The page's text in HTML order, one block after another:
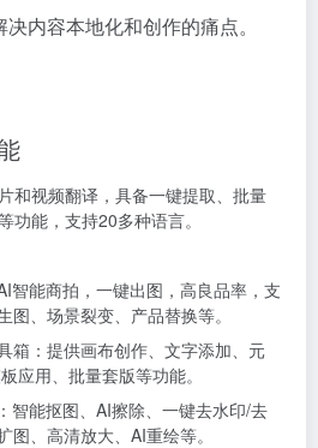
内容本地化和创作的痛点。
和视频翻译，具备一键提取、批量
功能，支持20多种语言。
智能商拍，一键出图，高良品率，支
图、场景裂变、产品替换等。
箱：提供画布创作、文字添加、元
应用、批量套版等功能。
智能抠图、AI擦除、一键去水印/去
图、高清放大、AI重绘等。